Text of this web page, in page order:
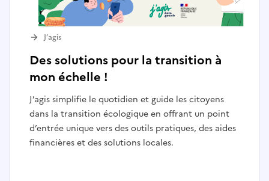
Des solutions pour la transition à
mon échelle !
J’agis simplifie le quotidien et guide les citoyens
dans la transition écologique en offrant un point
d’entrée unique vers des outils pratiques, des aides
financières et des solutions locales.
J’agis